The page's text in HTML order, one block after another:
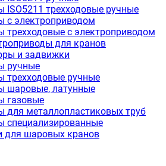
ISO5211 трехходовые ручные
с электроприводом
трехходовые с электроприводом
для кранов
и задвижки
ручные
трехходовые ручные
шаровые, латунные
газовые
для металлопластиковых труб
специализированные
для шаровых кранов